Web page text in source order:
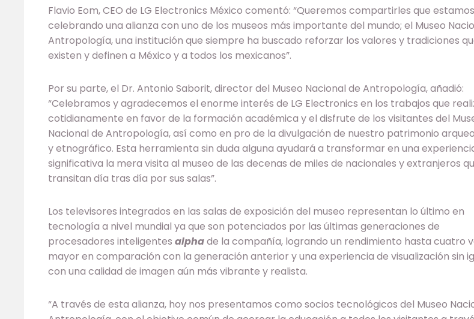
Flavio Eom, CEO de LG Electronics México comentó: “Queremos compartirles que estamos
celebrando una alianza con uno de los museos más importante del mundo; el Museo
Antropología, una institución que siempre ha buscado reforzar los valores y tradiciones
existen y definen a México y a todos los mexicanos”.
Por su parte, el Dr. Antonio Saborit, director del Museo Nacional de Antropología, añadió:
“Celebramos y agradecemos el enorme interés de LG Electronics en los trabajos que
cotidianamente en favor de la formación académica y el disfrute de los visitantes del
Nacional de Antropología, así como en pro de la divulgación de nuestro patrimonio
y etnográfico. Esta herramienta sin duda alguna ayudará a transformar en una
significativa la mera visita al museo de las decenas de miles de nacionales y extranjeros
transitan día tras día por sus salas”.
Los televisores integrados en las salas de exposición del museo representan lo último en
tecnología a nivel mundial ya que son potenciados por las últimas generaciones de
procesadores inteligentes alphade la compañía, logrando un rendimiento hasta cuatro
mayor en comparación con la generación anterior y una experiencia de visualización sin
con una calidad de imagen aún más vibrante y realista.
“A través de esta alianza, hoy nos presentamos como socios tecnológicos del Museo